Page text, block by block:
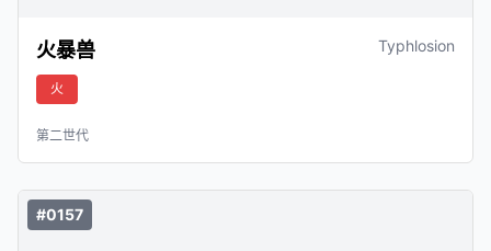
火暴兽 Typhlosion
火
第二世代
#0157